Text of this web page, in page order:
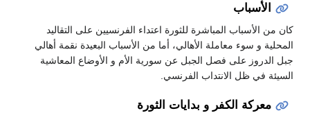
الأسباب
كان من الأسباب المباشرة للثورة اعتداء الفرنسيين على التقاليد
المحلية و سوء معاملة الأهالي، أما من الأسباب البعيدة نقمة أهالي
جبل الدروز على فصل الجبل عن سورية الأم و الأوضاع المعاشية
السيئة في ظل الانتداب الفرنسي.
معركة الكفر و بدايات الثورة